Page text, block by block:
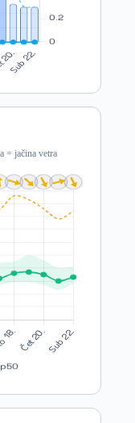
= jačina vetra